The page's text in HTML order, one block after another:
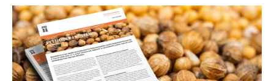
zoonoserapport.